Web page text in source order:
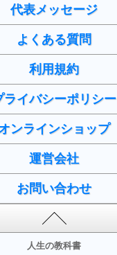
代表メッセージ
よくある質問
利用規約
ライバシーポリシー
ンラインショップ
運営会社
お問い合わせ
人生の教科書